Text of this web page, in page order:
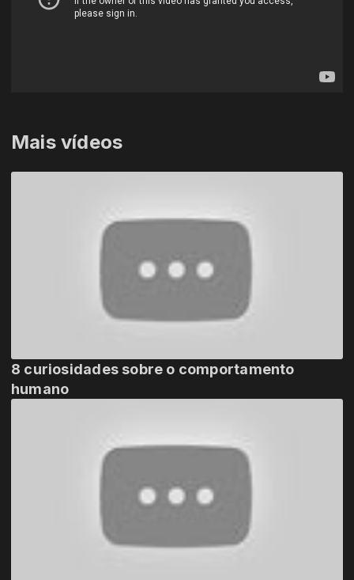
Mais vídeos
8 curiosidades sobre o comportamento
humano